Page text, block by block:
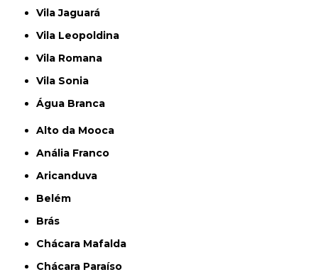
Vila Jaguará
Vila Leopoldina
Vila Romana
Vila Sonia
Água Branca
Alto da Mooca
Anália Franco
Aricanduva
Belém
Brás
Chácara Mafalda
Chácara Paraíso